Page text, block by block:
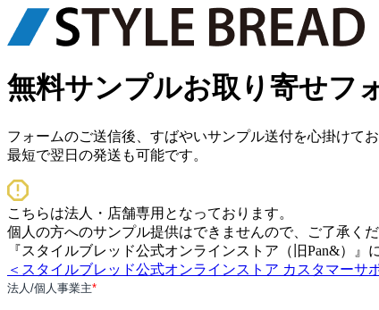
無料サンプルお取り寄せフ
フォームのご送信後、すばやいサンプル送付を心掛けてお
最短で翌日の発送も可能です。
こちらは法人・店舗専用となっております。
個人の​方への​サンプル提供は​できませんので、​ご了承くだ
『スタイルブレッド公式オンラインストア（旧Pan&）』
＜スタイルブレッド公式オンラインストア カスタマーサ